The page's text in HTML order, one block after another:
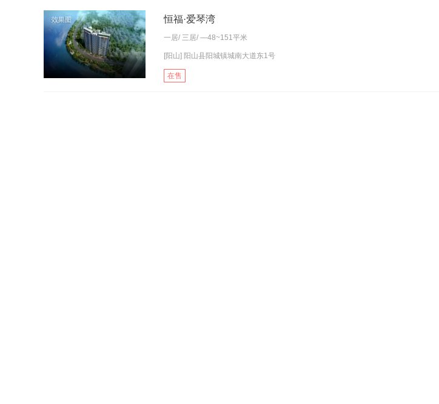
恒福·爱琴湾
一居/ 三居/ —48~151平米
[阳山] 阳山县阳城镇城南大道东1号
在售